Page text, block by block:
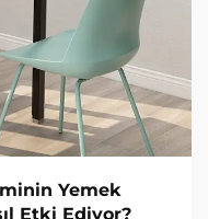
Yemek
Etki Ediyor?